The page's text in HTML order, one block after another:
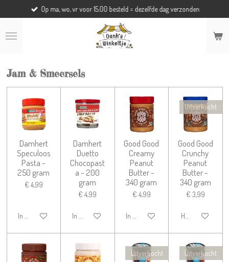
direct
naar
de
Op ma, wo, vr voor 15.00 besteld = dezelfde dag verzonden
Jam & Smeersels
Damhert
Speculoos
Pasta -
250 gram
€ 4,99
In winkelwagen
Damhert
Duetto
Chocopast
a - 200
gram
€ 4,99
In winkelwagen
Good Good
Creamy
Peanut
Butter -
340 gram
€ 4,99
In winkelwagen
Uitverkocht
Good Good
Crunchy
Peanut
Butter -
340 gram
€ 3,99
Houd mij op de
Uitverkocht Uitverkocht